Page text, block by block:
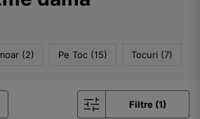
(2) Pe Toc (15) Tocuri (7)
Filtre (1)